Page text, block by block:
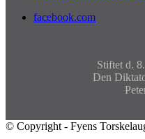
facebook.com
Stiftet d.
Den
© Copyright - Fyens